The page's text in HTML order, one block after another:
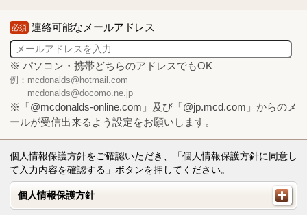
必須 連絡可能なメールアドレス
※ パソコン・携帯どちらのアドレスでもOK
例：mcdonalds@hotmail.com
mcdonalds@docomo.ne.jp
※「@mcdonalds-online.com」及び「@jp.mcd.com」からのメ
ールが受信出来るよう設定をお願いします。
個人情報保護方針をご確認いただき、「個人情報保護方針に同意し
て入力内容を確認する」ボタンを押してください。
個人情報保護方針